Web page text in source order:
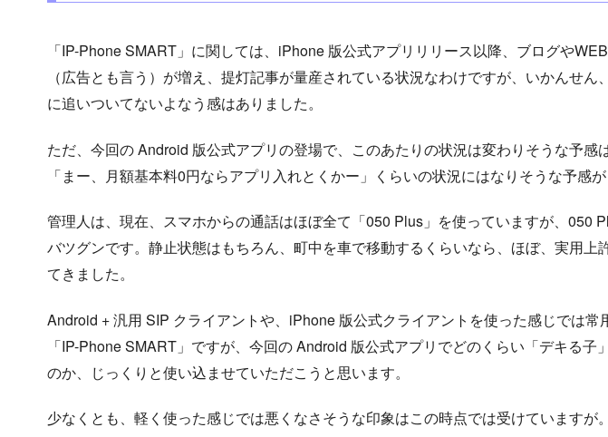
「IP-Phone SMART」に関しては、iPhone 版公式アプリリリース以降、ブログや
（広告とも言う）が増え、提灯記事が量産されている状況なわけですが、いかんせん
に追いついてないよなう感はありました。
ただ、今回の Android 版公式アプリの登場で、このあたりの状況は変わりそうな予感
「まー、月額基本料0円ならアプリ入れとくかー」くらいの状況にはなりそうな予感が
管理人は、現在、スマホからの通話はほぼ全て「050 Plus」を使っていますが、050
バツグンです。静止状態はもちろん、町中を車で移動するくらいなら、ほぼ、実用上
てきました。
Android + 汎用 SIP クライアントや、iPhone 版公式クライアントを使った感じでは常
「IP-Phone SMART」ですが、今回の Android 版公式アプリでどのくらい「デキる子
のか、じっくりと使い込ませていただこうと思います。
少なくとも、軽く使った感じでは悪くなさそうな印象はこの時点では受けていますが。